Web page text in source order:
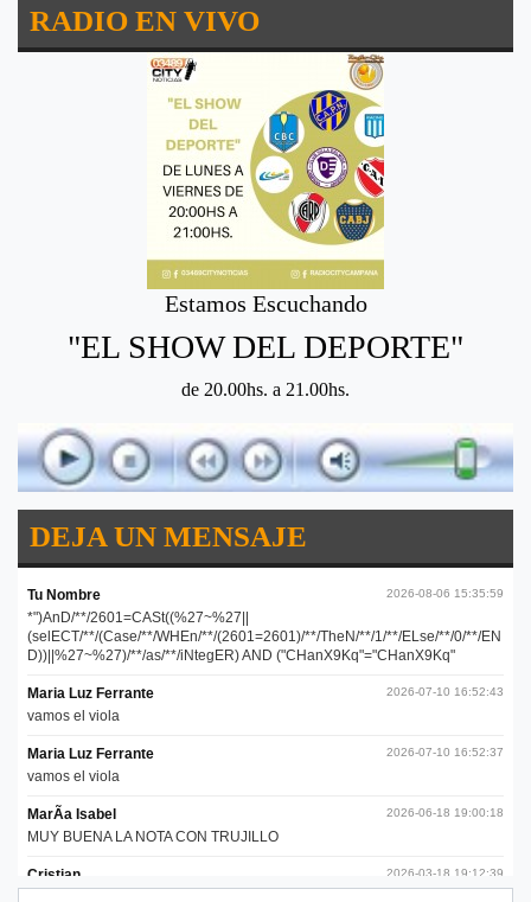
RADIO EN VIVO
Estamos Escuchando
"EL SHOW DEL DEPORTE"
de 20.00hs. a 21.00hs.
DEJA UN MENSAJE